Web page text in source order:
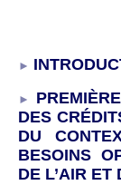
DES
DU
BESOINS
DE L’AIR ET